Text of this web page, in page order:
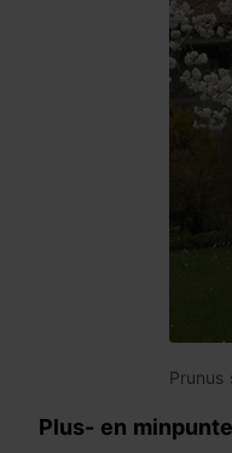
Prunus
Plus- en